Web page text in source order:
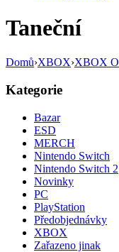
Taneční
Domů›XBOX›XBOX
Kategorie
Bazar
ESD
MERCH
Nintendo Switch
Nintendo Switch 2
Novinky
PC
PlayStation
Předobjednávky
XBOX
Zařazeno jinak